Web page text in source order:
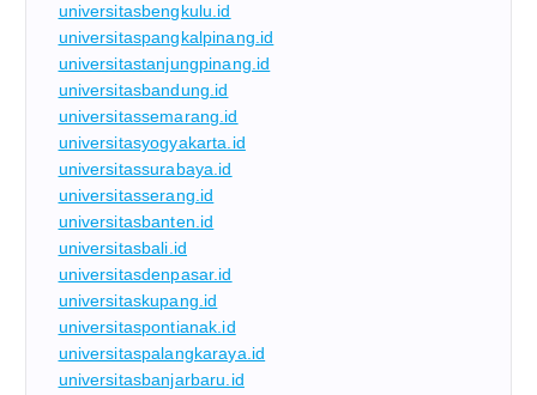
universitasbengkulu.id
universitaspangkalpinang.id
universitastanjungpinang.id
universitasbandung.id
universitassemarang.id
universitasyogyakarta.id
universitassurabaya.id
universitasserang.id
universitasbanten.id
universitasbali.id
universitasdenpasar.id
universitaskupang.id
universitaspontianak.id
universitaspalangkaraya.id
universitasbanjarbaru.id